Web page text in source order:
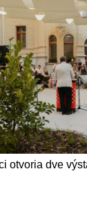
otvoria dve